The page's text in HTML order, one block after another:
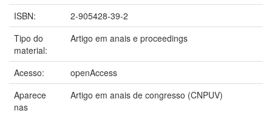
ISBN:
2-905428-39-2
Tipo do
material:
Artigo em anais e proceedings
Acesso:
openAccess
Aparece
nas
Artigo em anais de congresso (CNPUV)